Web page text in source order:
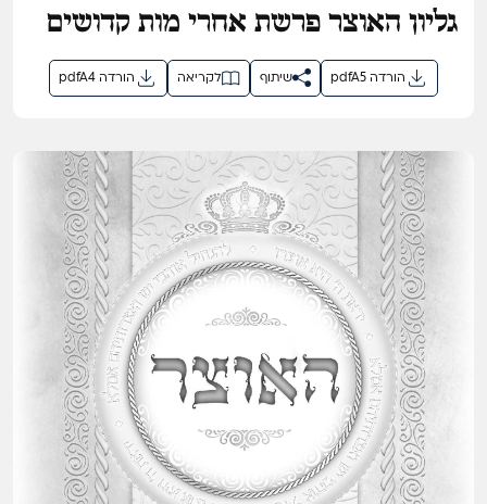
גליון האוצר פרשת אחרי מות קדושים
תשפ"ו
pdfA4 הורדה לקריאה שיתוף pdfA5 הורדה